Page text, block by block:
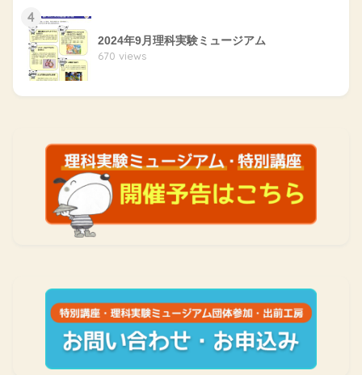
4
2024年9月理科実験ミュージアム
670 views